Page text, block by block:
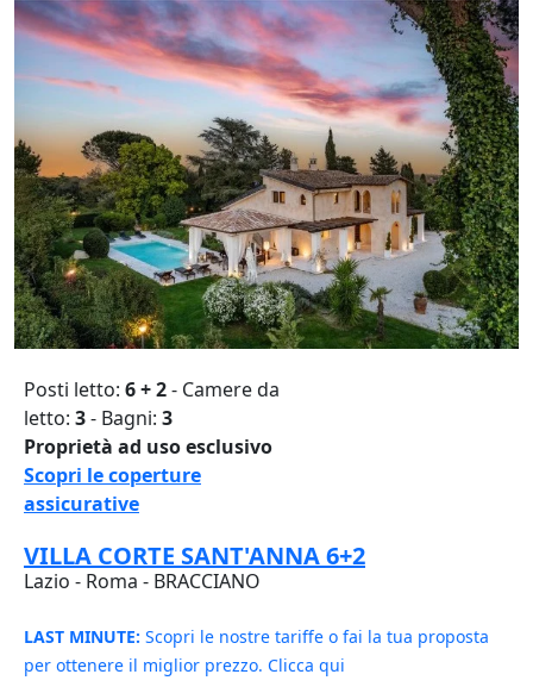
Posti letto: 6 + 2- Camere da
letto: 3- Bagni: 3
Proprietà ad uso esclusivo
Scopri le coperture
assicurative
VILLA CORTE SANT'ANNA 6+2
Lazio - Roma - BRACCIANO
LAST MINUTE: Scopri le nostre tariffe o fai la tua proposta
per ottenere il miglior prezzo. Clicca qui